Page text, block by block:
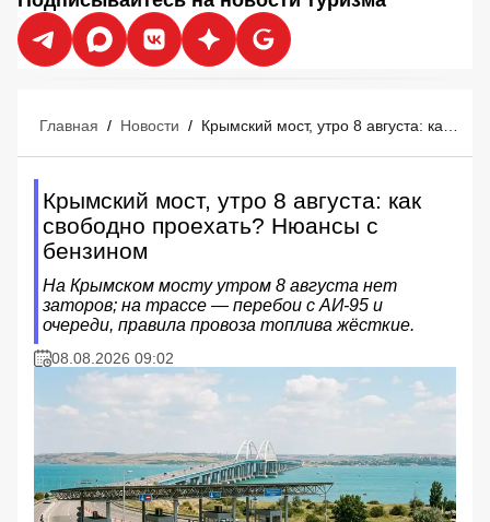
Главная / Новости /
Крымский мост, утро 8 августа: как
свободно проехать? Нюансы с
бензином
На Крымском мосту утром 8 августа нет
заторов; на трассе — перебои с АИ‑95 и
очереди, правила провоза топлива жёсткие.
08.08.2026 09:02